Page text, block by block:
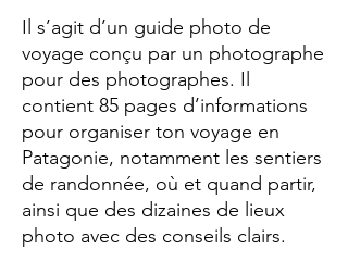
Il s’agit d’un guide photo de
voyage conçu par un photographe
pour des photographes. Il
contient 85 pages d’informations
pour organiser ton voyage en
Patagonie, notamment les sentiers
de randonnée, où et quand partir,
ainsi que des dizaines de lieux
photo avec des conseils clairs.